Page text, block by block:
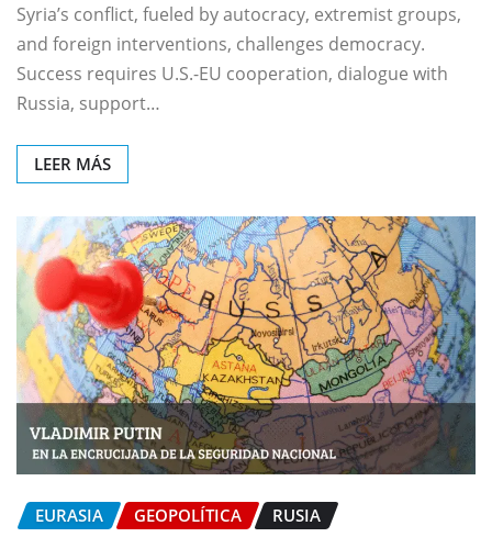
Syria’s conflict, fueled by autocracy, extremist groups,
and foreign interventions, challenges democracy.
Success requires U.S.-EU cooperation, dialogue with
Russia, support…
LEER MÁS
EURASIA GEOPOLÍTICA RUSIA